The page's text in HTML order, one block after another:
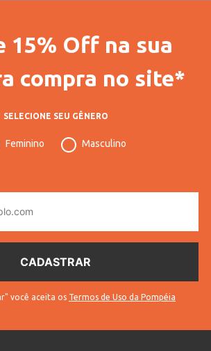
15% Off na sua
compra no site*
SELECIONE SEU GÊNERO
Feminino Masculino
você aceita os Termos de Uso da Pompéia